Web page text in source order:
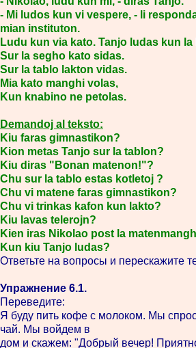
- Mi ludos kun vi vespere, - li
mian instituton.
Ludu kun via kato. Tanjo ludas kun
Sur la segho kato sidas.
Sur la tablo lakton vidas.
Mia kato manghi volas,
Kun knabino ne petolas.
Demandoj al teksto:
Kiu faras gimnastikon?
Kion metas Tanjo sur la tablon?
Kiu diras "Bonan matenon!"?
Chu sur la tablo estas kotletoj ?
Chu vi matene faras gimnastikon?
Chu vi trinkas kafon kun lakto?
Kiu lavas telerojn?
Kien iras Nikolao post la
Kun kiu Tanjo ludas?
Ответьте на вопросы и перескажите
Упражнение 6.1.
Переведите:
Я буду пить кофе с молоком. Мы
чай. Мы войдем в
дом и скажем: "Добрый вечер!